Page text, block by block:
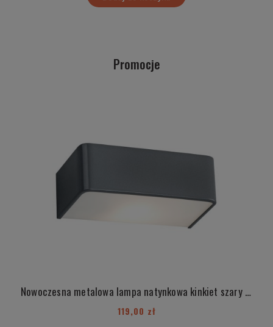
Promocje
Nowoczesna metalowa lampa natynkowa kinkiet szary szyba mleczna E27 średnia RODAN 3073
119,00 zł